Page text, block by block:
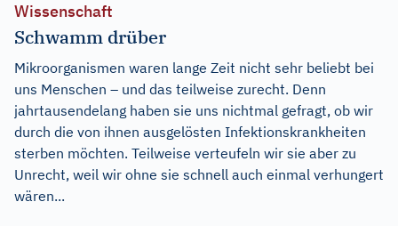
Wissenschaft
Schwamm drüber
Mikroorganismen waren lange Zeit nicht sehr beliebt bei
uns Menschen – und das teilweise zurecht. Denn
jahrtausendelang haben sie uns nichtmal gefragt, ob wir
durch die von ihnen ausgelösten Infektionskrankheiten
sterben möchten. Teilweise verteufeln wir sie aber zu
Unrecht, weil wir ohne sie schnell auch einmal verhungert
wären...